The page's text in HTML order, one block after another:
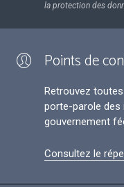
la protection des
Points de
Retrouvez
porte-parole
gouvernement
Consultez le